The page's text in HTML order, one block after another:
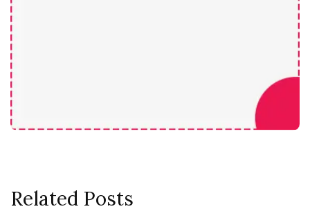
Related Posts